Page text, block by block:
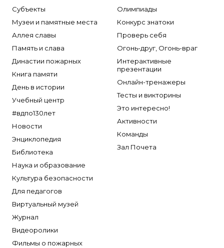
Субъекты
Музеи и памятные места
Аллея славы
Память и слава
Династии пожарных
Книга памяти
День в истории
Учебный центр
#вдпо130лет
Новости
Энциклопедия
Библиотека
Наука и образование
Культура безопасности
Для педагогов
Виртуальный музей
Журнал
Видеоролики
Фильмы о пожарных
Олимпиады
Конкурс знатоки
Проверь себя
Огонь-друг, Огонь-враг
Интерактивные
презентации
Онлайн-тренажеры
Тесты и викторины
Это интересно!
Активности
Команды
Зал Почета